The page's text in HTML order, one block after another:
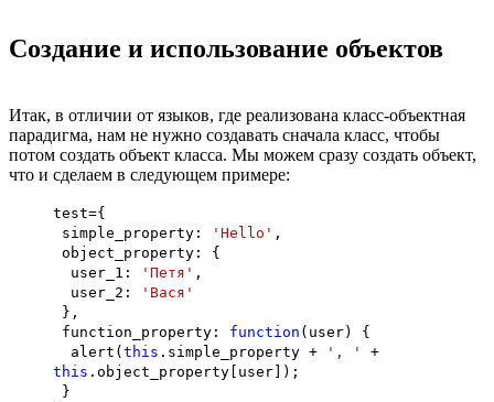
Создание и использование объектов
Итак, в отличии от языков, где реализована класс-объектная
парадигма, нам не нужно создавать сначала класс, чтобы
потом создать объект класса. Мы можем сразу создать объект,
что и сделаем в следующем примере:
test={
simple_property:
'Hello' ,
object_property: {
user_1:
'Петя' ,
user_2:
'Вася'
},
function_property: function (user) {
alert( this .simple_property + ', '
+
this .object_property[user]);
}